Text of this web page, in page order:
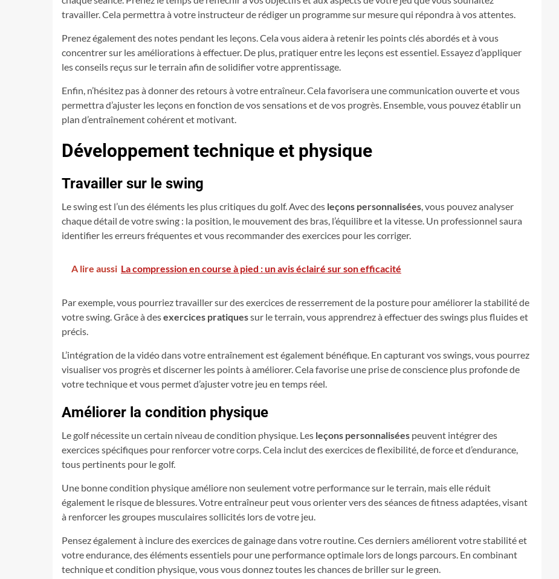
travailler. Cela permettra à votre instructeur de rédiger un programme sur mesure qui répondra à vos attentes.
Prenez également des notes pendant les leçons. Cela vous aidera à retenir les points clés abordés et à vous
concentrer sur les améliorations à effectuer. De plus, pratiquer entre les leçons est essentiel. Essayez d’appliquer
les conseils reçus sur le terrain afin de solidifier votre apprentissage.
Enfin, n’hésitez pas à donner des retours à votre entraîneur. Cela favorisera une communication ouverte et vous
permettra d’ajuster les leçons en fonction de vos sensations et de vos progrès. Ensemble, vous pouvez établir un
plan d’entraînement cohérent et motivant.
Développement technique et physique
Travailler sur le swing
Le swing est l’un des éléments les plus critiques du golf. Avec des leçons personnalisées, vous pouvez analyser
chaque détail de votre swing : la position, le mouvement des bras, l’équilibre et la vitesse. Un professionnel saura
identifier les erreurs fréquentes et vous recommander des exercices pour les corriger.
A lire aussi La compression en course à pied : un avis éclairé sur son efficacité
Par exemple, vous pourriez travailler sur des exercices de resserrement de la posture pour améliorer la stabilité de
votre swing. Grâce à desexercices pratiquessur le terrain, vous apprendrez à effectuer des swings plus fluides et
précis.
L’intégration de la vidéo dans votre entraînement est également bénéfique. En capturant vos swings, vous pourrez
visualiser vos progrès et discerner les points à améliorer. Cela favorise une prise de conscience plus profonde de
votre technique et vous permet d’ajuster votre jeu en temps réel.
Améliorer la condition physique
Le golf nécessite un certain niveau de condition physique. Les leçons personnalisées peuvent intégrer des
exercices spécifiques pour renforcer votre corps. Cela inclut des exercices de flexibilité, de force et d’endurance,
tous pertinents pour le golf.
Une bonne condition physique améliore non seulement votre performance sur le terrain, mais elle réduit
également le risque de blessures. Votre entraîneur peut vous orienter vers des séances de fitness adaptées, visant
à renforcer les groupes musculaires sollicités lors de votre jeu.
Pensez également à inclure des exercices de gainage dans votre routine. Ces derniers améliorent votre stabilité et
votre endurance, des éléments essentiels pour une performance optimale lors de longs parcours. En combinant
technique et condition physique, vous vous donnez toutes les chances de briller sur le green.